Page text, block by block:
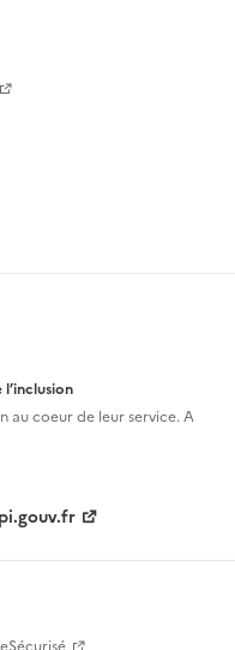
aucoeur de leur service. A